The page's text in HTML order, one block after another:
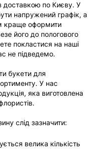
доставкою по Києву. У
напружений графік, а
краще оформити
його до пологового
покластися на наші
не підведемо.
букети для
У нас
яка виготовлена
слід зазначити:
велика кількість